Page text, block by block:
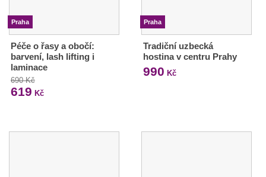
Praha
Péče o řasy a obočí:
barvení, lash lifting i
laminace
690 Kč
619 Kč
Praha
Tradiční uzbecká
hostina v centru Prahy
990 Kč